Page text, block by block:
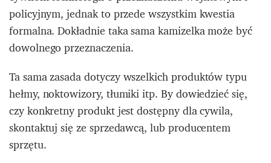
policyjnym, jednak to przede wszystkim kwestia
formalna. Dokładnie taka sama kamizelka może być
dowolnego przeznaczenia.
Ta sama zasada dotyczy wszelkich produktów typu
hełmy, noktowizory, tłumiki itp. By dowiedzieć się,
czy konkretny produkt jest dostępny dla cywila,
skontaktuj się ze sprzedawcą, lub producentem
sprzętu.